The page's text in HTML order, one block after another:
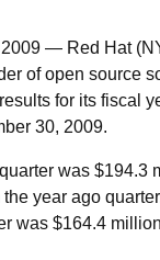
— Red Hat
of open source
for its fiscal
30, 2009.
was $194.3
year ago
was $164.4